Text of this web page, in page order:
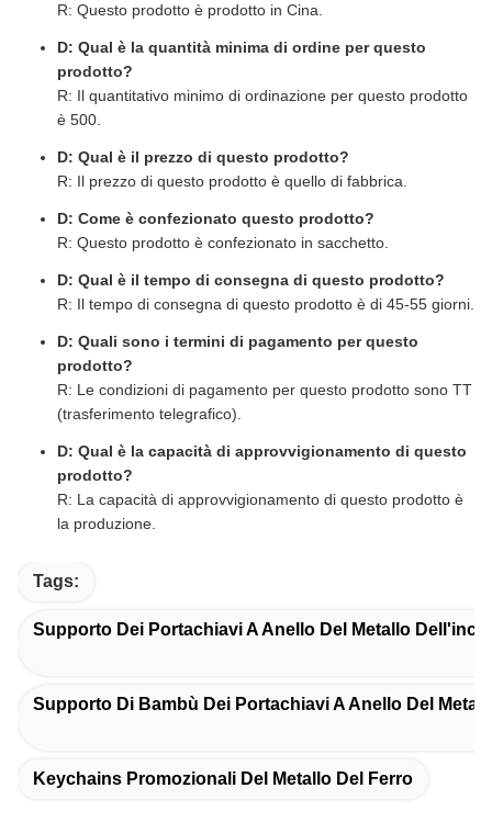
R: Questo prodotto è prodotto in Cina.
D: Qual è la quantità minima di ordine per questo
prodotto?
R: Il quantitativo minimo di ordinazione per questo prodotto
è 500.
D: Qual è il prezzo di questo prodotto?
R: Il prezzo di questo prodotto è quello di fabbrica.
D: Come è confezionato questo prodotto?
R: Questo prodotto è confezionato in sacchetto.
D: Qual è il tempo di consegna di questo prodotto?
R: Il tempo di consegna di questo prodotto è di 45-55 giorni.
D: Quali sono i termini di pagamento per questo
prodotto?
R: Le condizioni di pagamento per questo prodotto sono TT
(trasferimento telegrafico).
D: Qual è la capacità di approvvigionamento di questo
prodotto?
R: La capacità di approvvigionamento di questo prodotto è
la produzione.
Tags:
Supporto Dei Portachiavi A Anello Del Metallo
Supporto Di Bambù Dei Portachiavi A Anello Del
Keychains Promozionali Del Metallo Del Ferro